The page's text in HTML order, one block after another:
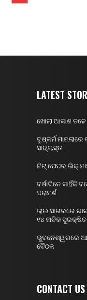
LATEST
ଖୋଲା ଆକାଶ
ଦୁଷ୍କର୍ମ
ସାବ୍ୟସ୍ତ
ନିଟ୍ ପେପର ଲିକ୍
ବର୍ଷାଦିନେ କାହିଁକି
ପରାମର୍ଶ
ଲାଲ ସାଗରରେ
୧୪ ନାବିକ
ଭୁବନେଶ୍ୱରରେ
ବୈଠକ
CONTACT US